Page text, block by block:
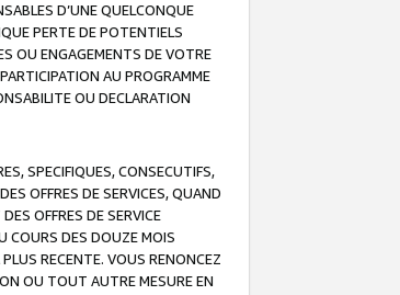
D’UNE QUELCONQUE
PERTE DE POTENTIELS
OU ENGAGEMENTS DE VOTRE
AU PROGRAMME
OU DECLARATION
SPECIFIQUES, CONSECUTIFS,
OFFRES DE SERVICES, QUAND
OFFRES DE SERVICE
COURS DES DOUZE MOIS
RECENTE. VOUS RENONCEZ
OU TOUT AUTRE MESURE EN